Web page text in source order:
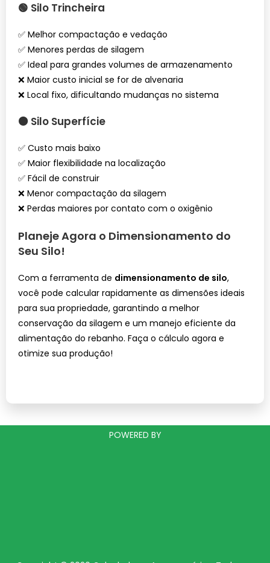
🟢 Silo Trincheira
✅ Melhor compactação e vedação
✅ Menores perdas de silagem
✅ Ideal para grandes volumes de armazenamento
❌ Maior custo inicial se for de alvenaria
❌ Local fixo, dificultando mudanças no sistema
🟠 Silo Superfície
✅ Custo mais baixo
✅ Maior flexibilidade na localização
✅ Fácil de construir
❌ Menor compactação da silagem
❌ Perdas maiores por contato com o oxigênio
Planeje Agora o Dimensionamento do
Seu Silo!
Com a ferramenta de dimensionamento de silo,
você pode calcular rapidamente as dimensões ideais
para sua propriedade, garantindo a melhor
conservação da silagem e um manejo eficiente da
alimentação do rebanho. Faça o cálculo agora e
otimize sua produção!
POWERED BY